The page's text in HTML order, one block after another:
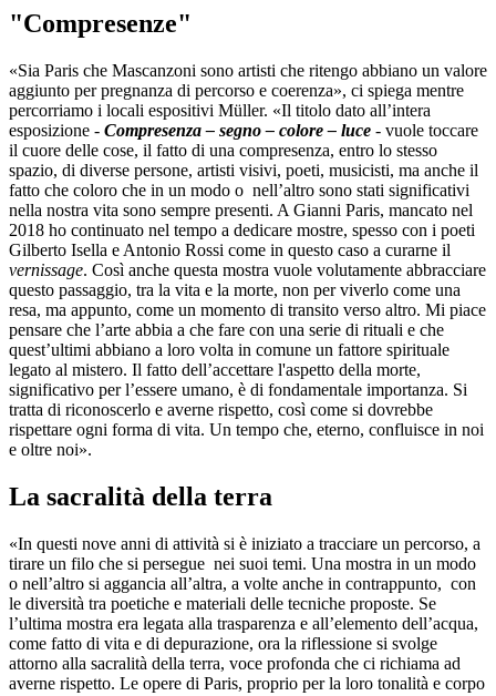
"Compresenze"
«Sia Paris che Mascanzoni sono artisti che ritengo abbiano un valore
aggiunto per pregnanza di percorso e coerenza», ci spiega mentre
percorriamo i locali espositivi Müller. «Il titolo dato all’intera
esposizione - Compresenza – segno – colore – luce - vuole toccare
il cuore delle cose, il fatto di una compresenza, entro lo stesso
spazio, di diverse persone, artisti visivi, poeti, musicisti, ma anche il
fatto che coloro che in un modo o nell’altro sono stati significativi
nella nostra vita sono sempre presenti. A Gianni Paris, mancato nel
2018 ho continuato nel tempo a dedicare mostre, spesso con i poeti
Gilberto Isella e Antonio Rossi come in questo caso a curarne il
vernissage. Così anche questa mostra vuole volutamente abbracciare
questo passaggio, tra la vita e la morte, non per viverlo come una
resa, ma appunto, come un momento di transito verso altro. Mi piace
pensare che l’arte abbia a che fare con una serie di rituali e che
quest’ultimi abbiano a loro volta in comune un fattore spirituale
legato al mistero. Il fatto dell’accettare l'aspetto della morte,
significativo per l’essere umano, è di fondamentale importanza. Si
tratta di riconoscerlo e averne rispetto, così come si dovrebbe
rispettare ogni forma di vita. Un tempo che, eterno, confluisce in noi
e oltre noi».
La sacralità della terra
«In questi nove anni di attività si è iniziato a tracciare un percorso, a
tirare un filo che si persegue nei suoi temi. Una mostra in un modo
o nell’altro si aggancia all’altra, a volte anche in contrappunto, con
le diversità tra poetiche e materiali delle tecniche proposte. Se
l’ultima mostra era legata alla trasparenza e all’elemento dell’acqua,
come fatto di vita e di depurazione, ora la riflessione si svolge
attorno alla sacralità della terra, voce profonda che ci richiama ad
averne rispetto. Le opere di Paris, proprio per la loro tonalità e corpo